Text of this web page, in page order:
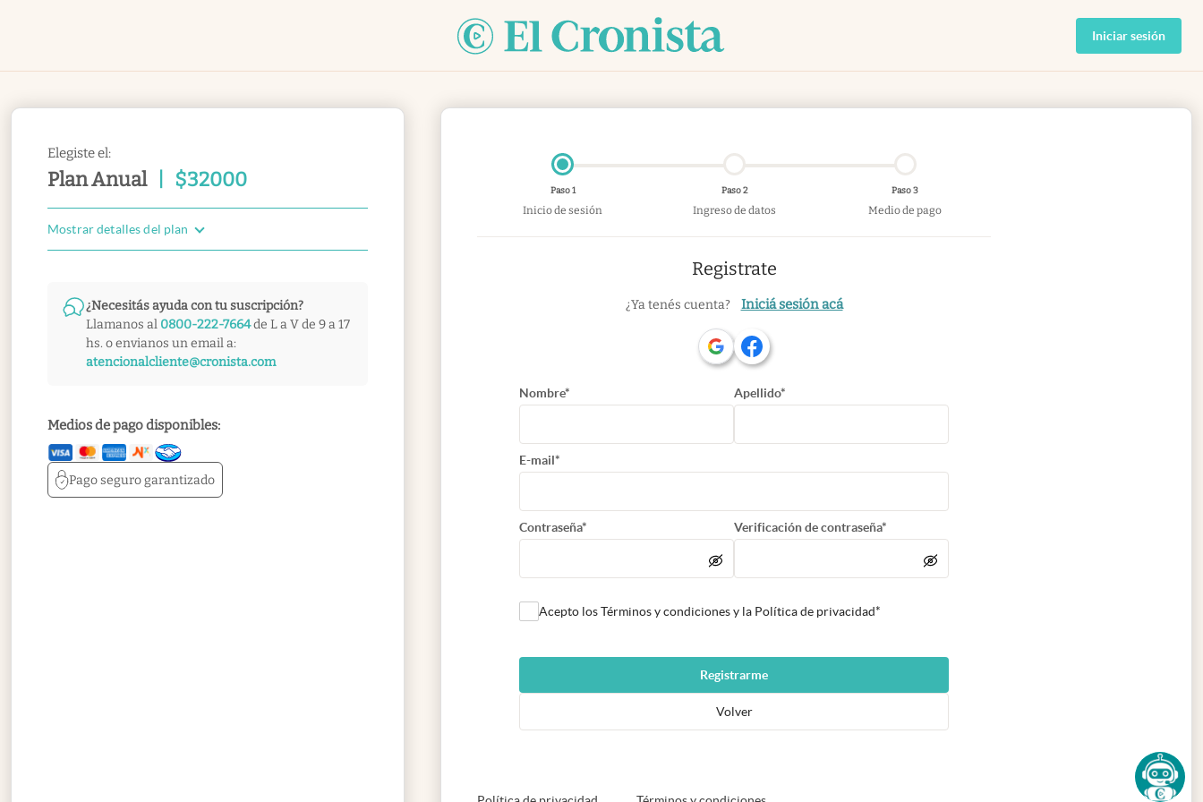
Iniciar sesión
Elegiste el:
Plan Anual $32000
Mostrar detalles del plan
¿Necesitás ayuda con tu suscripción?
Llamanos al 0800-222-7664de L a V de 9 a 17
hs. o envianos un email a:
atencionalcliente@cronista.com
Medios de pago disponibles:
Pago segurogarantizado
Paso 1
Inicio de sesión
Paso 2
Ingreso de datos
Paso 3
Medio de pago
Registrate
¿Ya tenés cuenta? Iniciá sesión acá
Nombre* Apellido*
E-mail*
Contraseña* Verificación de contraseña*
Acepto los Términos y condiciones y la Política de privacidad*
Registrarme
Volver